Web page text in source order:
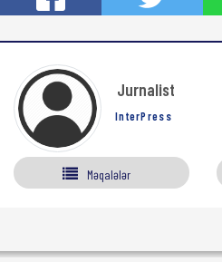
Jurnalist
InterPress
Məqalələr